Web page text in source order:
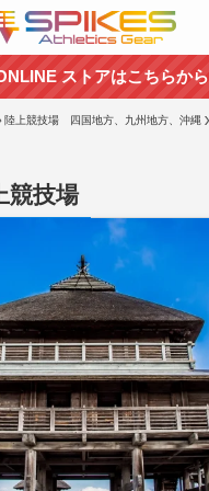
ストアはこちらから
陸上競技場 四国地方、九州地方、沖縄
競技場